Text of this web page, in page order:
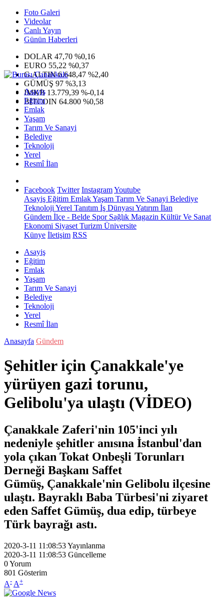
Foto Galeri
Videolar
Canlı Yayın
Günün Haberleri
DOLAR 47,70 %0,16
EURO 55,22 %0,37
G.ALTIN6.648,47 %2,40
GÜMÜŞ 97 %3,13
IMKB 13.779,39 %-0,14
BITCOIN 64.800 %0,58
Asayiş
Eğitim
Emlak
Yaşam
Tarım Ve Sanayi
Belediye
Teknoloji
Yerel
Resmî İlan
Facebook Twitter InstagramYoutube
Asayiş Eğitim EmlakYaşam Tarım Ve Sanayi Belediye
Teknoloji Yerel Tanıtım İş Dünyası Yatırım İlan
Gündem İlçe - Belde SporSağlık Magazin Kültür Ve Sanat
Ekonomi Siyaset Turizm Üniversite
Künye İletişim RSS
Asayiş
Eğitim
Emlak
Yaşam
Tarım Ve Sanayi
Belediye
Teknoloji
Yerel
Resmî İlan
Anasayfa Gündem
Şehitler için Çanakkale'ye
yürüyen gazi torunu,
Gelibolu'ya ulaştı (VİDEO)
Çanakkale Zaferi'nin 105'inci yılı
nedeniyle şehitler anısına İstanbul'dan
yola çıkan Tokat Onbeşli Torunları
Derneği Başkanı Saffet
Gümüş, Çanakkale'nin Gelibolu ilçesine
ulaştı. Bayraklı Baba Türbesi'ni ziyaret
eden Saffet Gümüş, dua edip, türbeye
Türk bayrağı astı.
2020-3-11 11:08:53Yayınlanma
2020-3-11 11:08:53 Güncelleme
0Yorum
801 Gösterim
A- A+